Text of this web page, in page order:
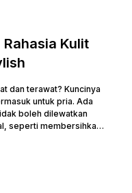
Kulit
dan terawat? Kuncinya
untuk pria. Ada
boleh dilewatkan
seperti membersihkan
toner, dan langkah-
menjadi hal yang
dan kulit tampak